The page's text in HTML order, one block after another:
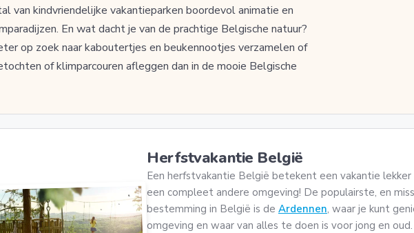
van kindvriendelijke vakantieparken boordevol animatie en
En wat dacht je van de prachtige Belgische natuur?
op zoek naar kaboutertjes en beukennootjes verzamelen of
of klimparcouren afleggen dan in de mooie Belgische
Herfstvakantie België
Een herfstvakantie België betekent een vakantie lekker
een compleet andere omgeving! De populairste, en
bestemming in België is de Ardennen, waar je kunt
omgeving en waar van alles te doen is voor jong en